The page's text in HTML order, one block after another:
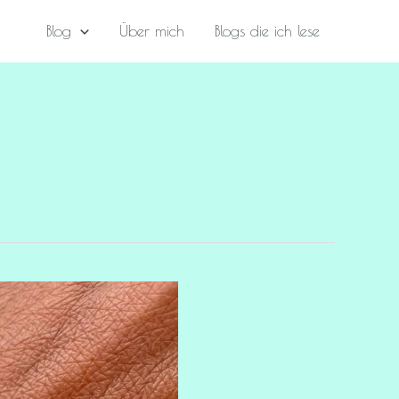
Blog Über mich Blogs die ich lese